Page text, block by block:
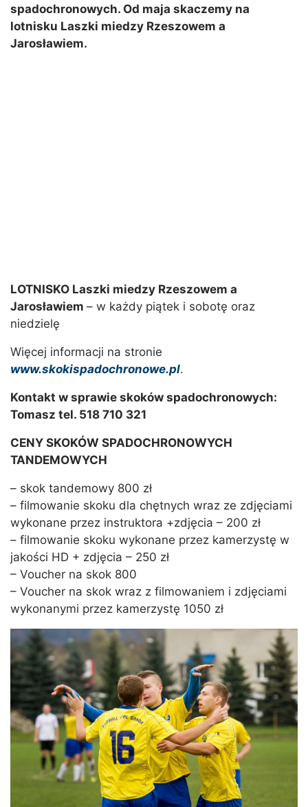
spadochronowych. Od maja skaczemy na
lotnisku Laszki miedzy Rzeszowem a
Jarosławiem.
LOTNISKO Laszki miedzy Rzeszowem a
Jarosławiem – w każdy piątek i sobotę oraz
niedzielę
Więcej informacji na stronie
www.skokispadochronowe.pl.
Kontakt w sprawie skoków spadochronowych:
Tomasz tel. 518 710 321
CENY SKOKÓW SPADOCHRONOWYCH
TANDEMOWYCH
– skok tandemowy 800 zł
– filmowanie skoku dla chętnych wraz ze zdjęciami
wykonane przez instruktora +zdjęcia – 200 zł
– filmowanie skoku wykonane przez kamerzystę w
jakości HD + zdjęcia – 250 zł
– Voucher na skok 800
– Voucher na skok wraz z filmowaniem i zdjęciami
wykonanymi przez kamerzystę 1050 zł